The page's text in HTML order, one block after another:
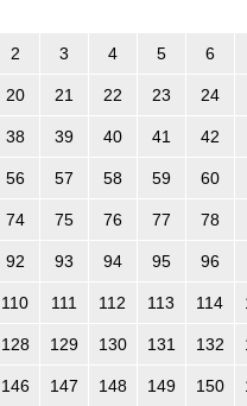
2 3 4 5 6
20 21 22 23 24
38 39 40 41 42
56 57 58 59 60
74 75 76 77 78
92 93 94 95 96
110 111 112 113 114
128 129 130 131 132
146 147 148 149 150